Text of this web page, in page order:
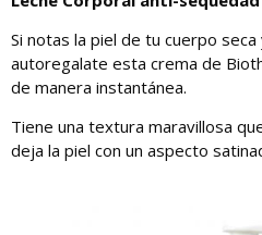
Si notas la piel de tu cuerpo
autoregalate esta crema de
de manera instantánea.
Tiene una textura maravillosa
deja la piel con un aspecto